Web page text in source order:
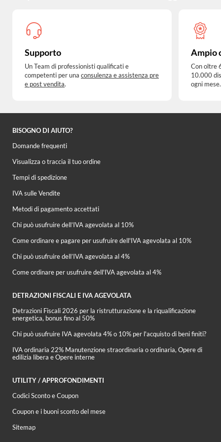
Supporto
Un Team di professionisti qualificati e
competenti per una consulenza e assistenza pre
e post vendita.
Ampio
Con oltre
10.000
ogni mese.
BISOGNO DI AIUTO?
Domande frequenti
Visualizza o traccia il tuo ordine
Tempi di spedizione
IVA sulle Vendite
Metodi di pagamento accettati
Chi può usufruire dell’IVA agevolata al 10%
Come ordinare e pagare per usufruire dell'IVA agevolata al 10%
Chi può usufruire dell’IVA agevolata al 4%
Come ordinare per usufruire dell'IVA agevolata al 4%
DETRAZIONI FISCALI E IVA AGEVOLATA
Detrazioni Fiscali 2026 per la ristrutturazione e la riqualificazione
energetica, bonus fino al 50%
Chi può usufruire IVA agevolata 4% o 10% per l'acquisto di beni finiti?
IVA ordinaria 22% Manutenzione straordinaria o ordinaria, Opere di
edilizia libera e Opere interne
UTILITY / APPROFONDIMENTI
Codici Sconto e Coupon
Coupon e i buoni sconto del mese
Sitemap